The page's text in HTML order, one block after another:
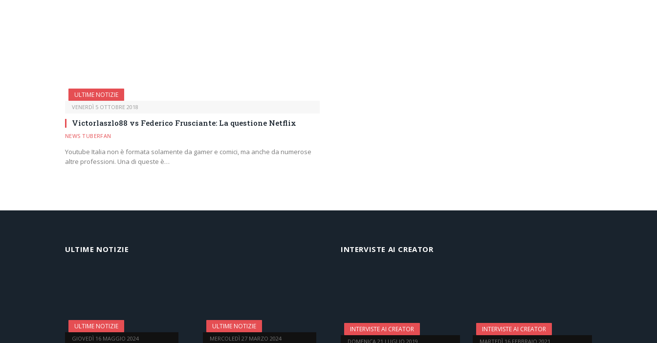
ULTIME NOTIZIE
VENERDÌ 5 OTTOBRE 2018
Victorlaszlo88 vs Federico Frusciante: La questione Netflix
NEWS TUBERFAN
Youtube Italia non è formata solamente da gamer e comici, ma anche da numerose
altre professioni. Una di queste è…
ULTIME NOTIZIE
ULTIME NOTIZIE
GIOVEDÌ 16 MAGGIO 2024
ULTIME NOTIZIE
MERCOLEDÌ 27 MARZO 2024
INTERVISTE AI CREATOR
INTERVISTE AI CREATOR
DOMENICA 21 LUGLIO 2019
INTERVISTE AI CREATOR
MARTEDÌ 16 FEBBRAIO 2021